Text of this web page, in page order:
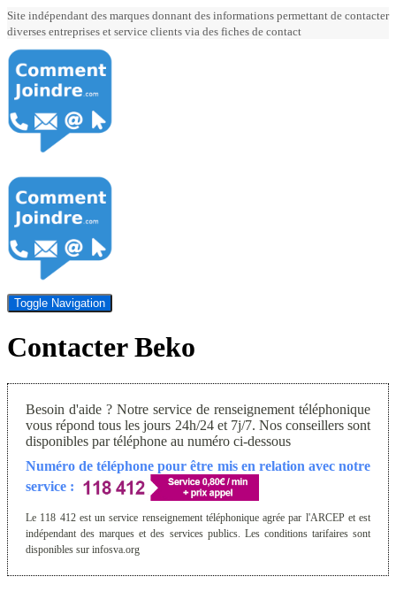
Site indépendant des marques donnant des informations permettant de contacter
diverses entreprises et service clients via des fiches de contact
Toggle Navigation
Contacter Beko
Besoin d'aide ? Notre service de renseignement téléphonique
vous répond tous les jours 24h/24 et 7j/7. Nos conseillers sont
disponibles par téléphone au numéro ci-dessous
Numéro de téléphone pour être mis en relation avec notre
service :
Le 118 412 est un service renseignement téléphonique agrée par l'ARCEP et est
indépendant des marques et des services publics. Les conditions tarifaires sont
disponibles sur infosva.org